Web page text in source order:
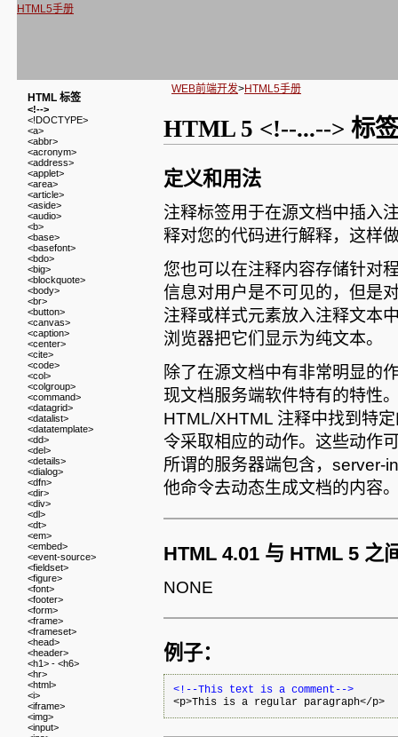
HTML5手册
WEB前端开发>HTML5手册
HTML 标签
<!-->
<!DOCTYPE>
<a>
<abbr>
<acronym>
<address>
<applet>
<area>
<article>
<aside>
<audio>
<b>
<base>
<basefont>
<bdo>
<big>
<blockquote>
<body>
<br>
<button>
<canvas>
<caption>
<center>
<cite>
<code>
<col>
<colgroup>
<command>
<datagrid>
<datalist>
<datatemplate>
<dd>
<del>
<details>
<dialog>
<dfn>
<dir>
<div>
<dl>
<dt>
<em>
<embed>
<event-source>
<fieldset>
<figure>
<font>
<footer>
<form>
<frame>
<frameset>
<head>
<header>
<h1> - <h6>
<hr>
<html>
<i>
<iframe>
<img>
<input>
HTML 5 <!--...--> 标签
定义和用法
注释标签用于在源文档中插入
释对您的代码进行解释，这样
您也可以在注释内容存储针对
信息对用户是不可见的，但是
注释或样式元素放入注释文本
浏览器把它们显示为纯文本。
除了在源文档中有非常明显的
现文档服务端软件特有的特性
HTML/XHTML 注释中找到特
令采取相应的动作。这些动作
所谓的服务器端包含，server-
他命令去动态生成文档的内容
HTML 4.01 与 HTML 5 之
NONE
例子：
<!--This text is a comment-->